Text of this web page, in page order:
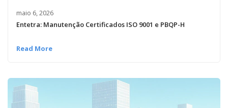
maio 6, 2026
Entetra: Manutenção Certificados ISO 9001 e PBQP-H
Read More